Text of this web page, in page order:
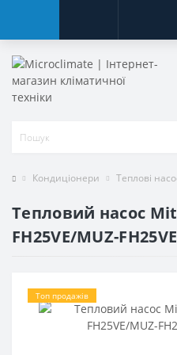
Кондиціонери Теплові
Тепловий насос
FH25VE/MUZ-
Топ продажів